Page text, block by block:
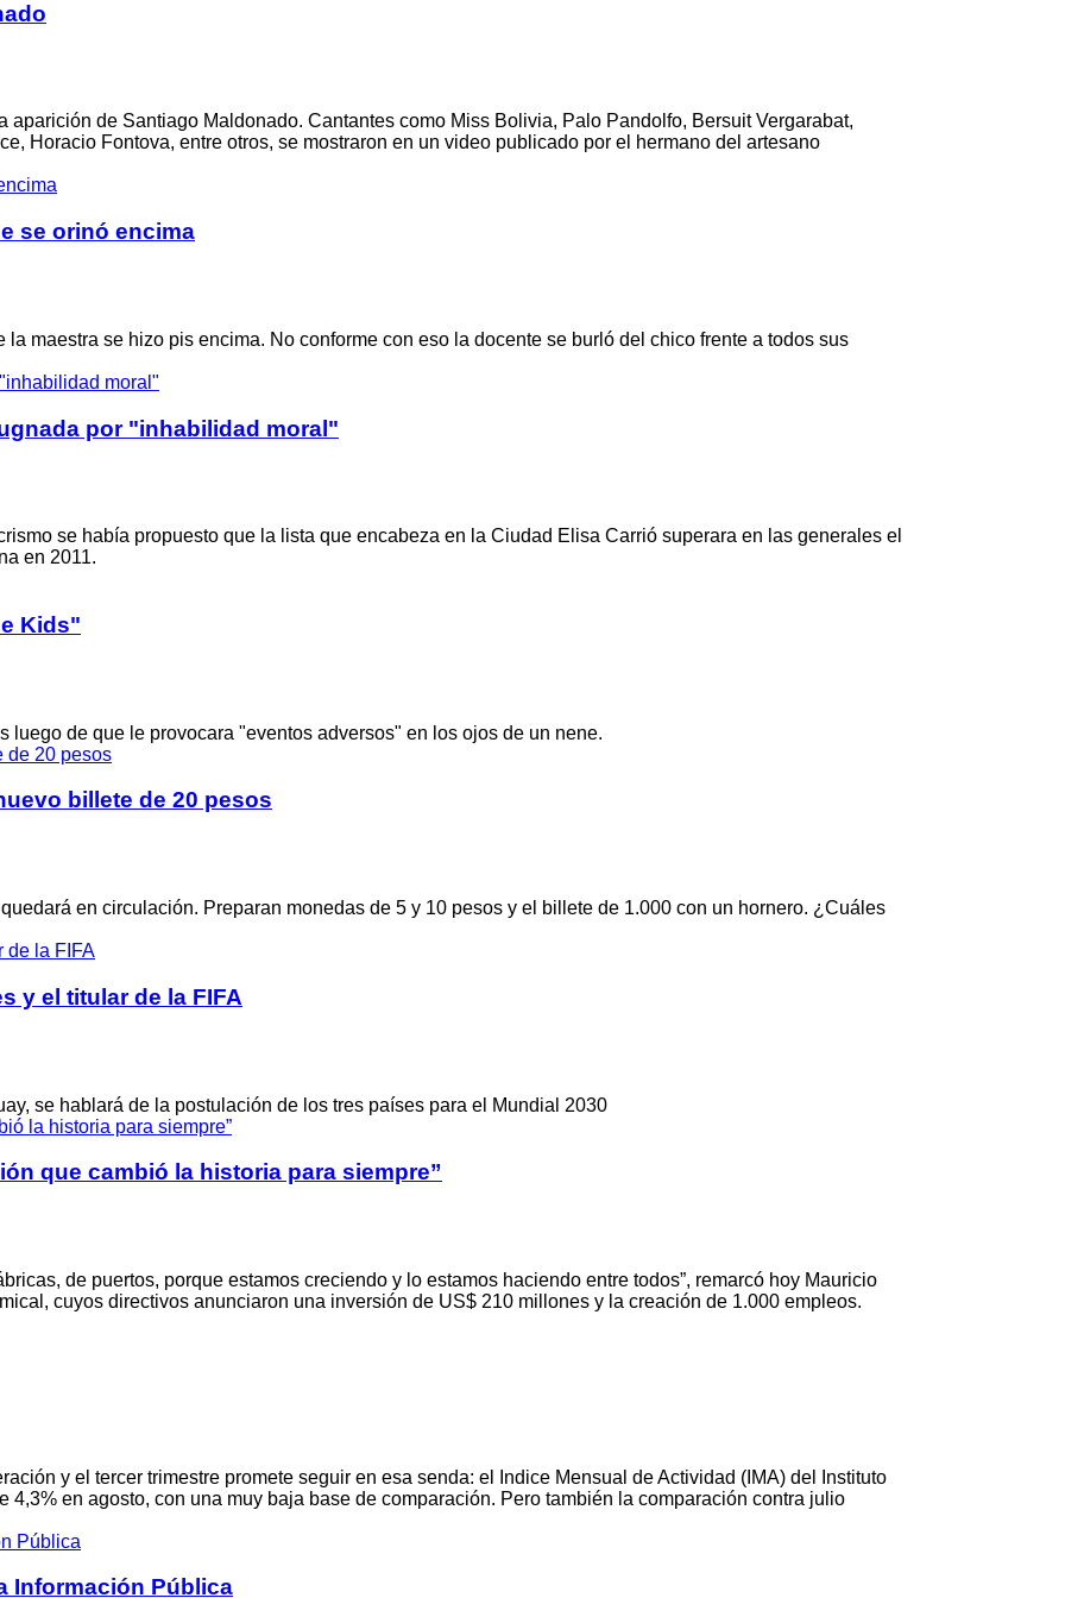
de Santiago Maldonado. Cantantes como Miss Bolivia, Palo Pandolfo, Bersuit Vergarabat,
Horacio Fontova, entre otros, se mostraron en un video publicado por el hermano del artesano
se orinó encima
maestra se hizo pis encima. No conforme con eso la docente se burló del chico frente a todos sus
por "inhabilidad moral"
se había propuesto que la lista que encabeza en la Ciudad Elisa Carrió superara en las generales el
en 2011.
Kids"
de que le provocara "eventos adversos" en los ojos de un nene.
billete de 20 pesos
en circulación. Preparan monedas de 5 y 10 pesos y el billete de 1.000 con un hornero. ¿Cuáles
y el titular de la FIFA
se hablará de la postulación de los tres países para el Mundial 2030
que cambió la historia para siempre”
de puertos, porque estamos creciendo y lo estamos haciendo entre todos”, remarcó hoy Mauricio
cuyos directivos anunciaron una inversión de US$ 210 millones y la creación de 1.000 empleos.
y el tercer trimestre promete seguir en esa senda: el Indice Mensual de Actividad (IMA) del Instituto
en agosto, con una muy baja base de comparación. Pero también la comparación contra julio
Información Pública